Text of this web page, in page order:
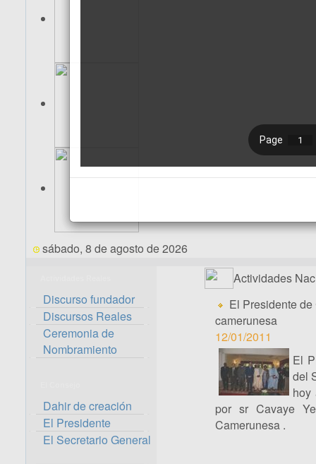
sábado, 8 de agosto de 2026
Discurso fundador
Discursos Reales
Ceremonia de
Nombramiento
Dahir de creación
El Presidente
El Secretario General
Actividades
El Presidente
camerunesa
12/01/2011
El
del
hoy
por sr Cavaye
Camerunesa .